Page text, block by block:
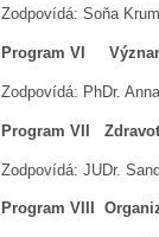
Zodpovídá: Soňa
Program VI
Zodpovídá: PhDr.
Program VII
Zodpovídá: JUDr.
Program VIII